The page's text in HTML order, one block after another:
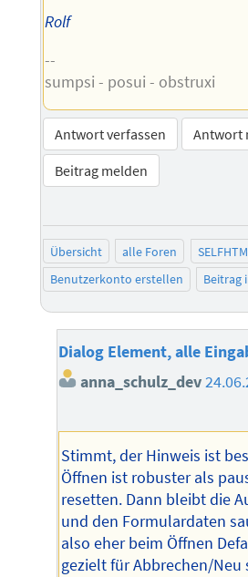
Rolf
--
sumpsi - posui - obstruxi
Antwort verfassen
Antwort
Beitrag melden
Übersicht alle Foren
Benutzerkonto erstellen
Beitrag
Dialog Element, alle
anna_schulz_dev
Stimmt, der Hinweis ist
Öffnen ist robuster als
resetten. Dann bleibt die
und den Formulardaten
also eher beim Öffnen
gezielt für Abbrechen/